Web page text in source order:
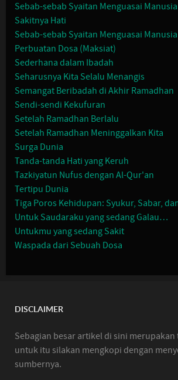
Sebab-sebab Syaitan Menguasai
Sakitnya Hati
Sebab-sebab Syaitan Menguasai
Perbuatan Dosa (Maksiat)
Sederhana dalam Ibadah
Seharusnya Kita Selalu Menangis
Semangat Beribadah di Akhir Ramadhan
Sendi-sendi Kekufuran
Setelah Ramadhan Berlalu
Setelah Ramadhan Meninggalkan Kita
Surga Dunia
Tanda-tanda Hati yang Keruh
Tazkiyatun Nufus dengan Al-Qur'an
Tertipu Dunia
Tiga Poros Kehidupan: Syukur, Sabar,
Untuk Saudaraku yang sedang Galau…
Untukmu yang sedang Sakit
Waspada dari Sebuah Dosa
DISCLAIMER
Sebagian besar artikel di sini
untuk itu silakan mengkopi dengan
sumbernya.